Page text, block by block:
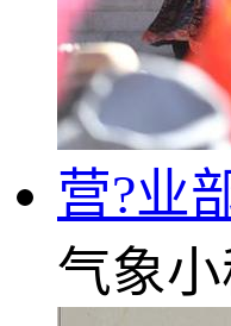
营?业
气象